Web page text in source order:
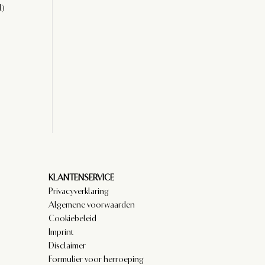
KLANTENSERVICE
Privacyverklaring
Algemene voorwaarden
Cookiebeleid
Imprint
Disclaimer
Formulier voor herroeping